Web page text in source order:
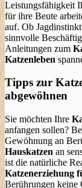
Leistungsfähigkeit
für ihre Beute
auf. Ob
sinnvolle
Anleitungen zum
Katzenleben
Tipps zur
abgewöhnen
Sie möchten Ihre
anfangen sollen?
Gewöhnung an
Hauskatzen an
ist die natürliche
Katzenerziehung
Berührungen keine